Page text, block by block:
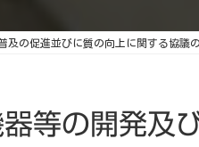
の促進並びに質の向上に関する協議
等の開発及